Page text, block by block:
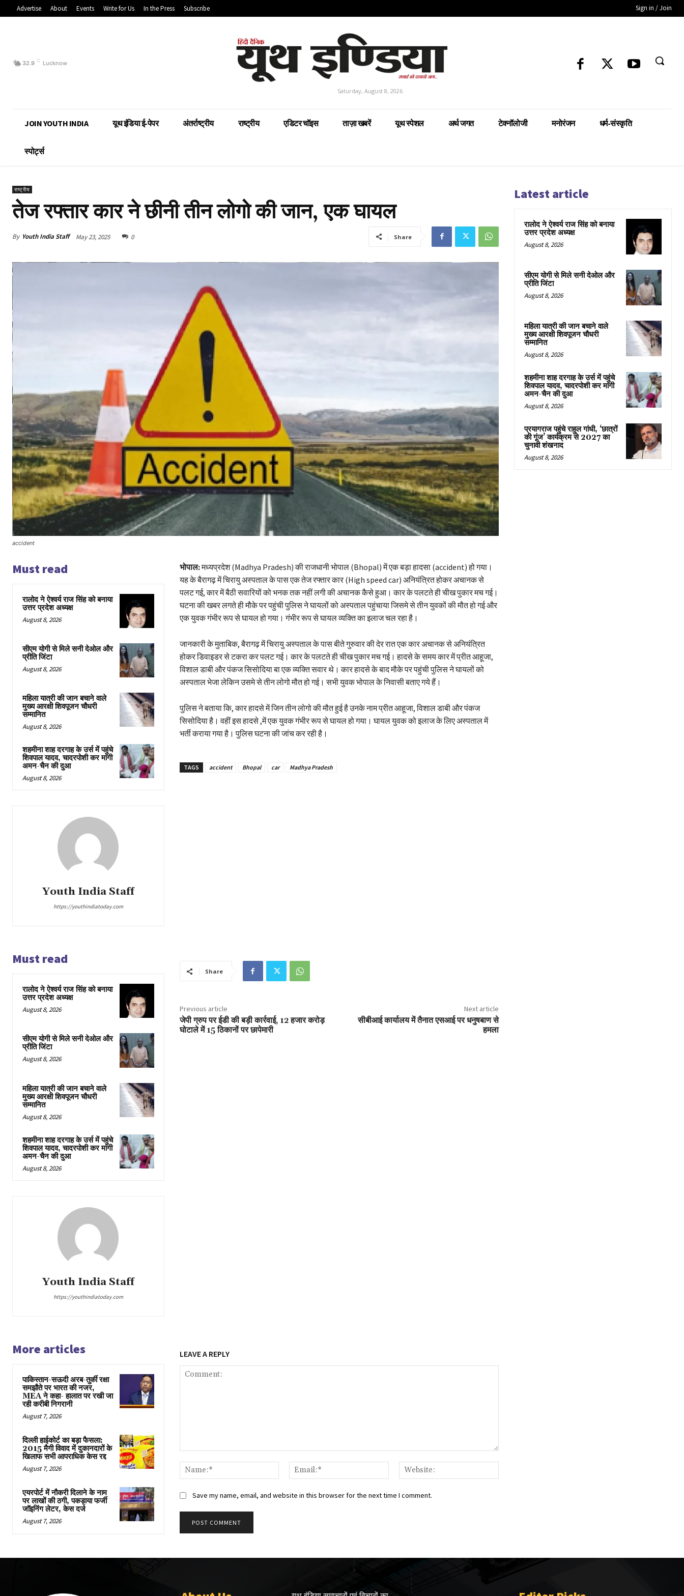
Advertise About Events Write for Us In the Press Subscribe Sign in / Join
32.9 C Lucknow
Saturday, August 8, 2026
JOIN YOUTH INDIA यूथ इंडिया ई-पेपर अंतर्राष्ट्रीय राष्ट्रीय एडिटर चॉइस ताज़ा खबरें यूथ स्पेशल अर्थ जगत टेक्नॉलोजी मनोरंजन धर्म-संस्कृति
स्पोर्ट्स
राष्ट्रीय
तेज रफ्तार कार ने छीनी तीन लोगो की जान, एक घायल
By Youth India Staff May 23, 2025 0 Share
accident
Must read
रालोद ने ऐश्वर्य राज सिंह को बनाया
उत्तर प्रदेश अध्यक्ष
August 8, 2026
सीएम योगी से मिले सनी देओल और
प्रीति जिंटा
August 8, 2026
महिला यात्री की जान बचाने वाले
मुख्य आरक्षी शिवपूजन चौधरी
सम्मानित
August 8, 2026
शहमीना शाह दरगाह के उर्स में पहुंचे
शिवपाल यादव, चादरपोशी कर मांगी
अमन-चैन की दुआ
August 8, 2026
Youth India Staff
https://youthindiatoday.com
भोपाल:मध्यप्रदेश (Madhya Pradesh) की राजधानी भोपाल (Bhopal) में एक बड़ा हादसा (accident) हो गया।
यह के बैरागढ़ में चिरायु अस्पताल के पास एक तेज रफ्तार कार (High speed car) अनियंत्रित होकर अचानक से
पलट गई, कार में बैठी सवारियों को भनक तक नहीं लगी की अचानक कैसे हुआ। कार के पलटते ही चीख पुकार मच गई।
घटना की खबर लगते ही मौके पर पहुंची पुलिस ने घायलों को अस्पताल पहुंचाया जिसमे से तीन युवकों की मौत हो गई और
एक युवक गंभीर रूप से घायल हो गया। गंभीर रूप से घायल व्यक्ति का इलाज चल रहा है।
जानकारी के मुताबिक, बैरागढ़ में चिरायु अस्पताल के पास बीते गुरुवार की देर रात एक कार अचानक से अनियंत्रित
होकर डिवाइडर से टकरा कर पलट गई। कार के पलटते ही चीख पुकार मच गई। हादसे के समय कार में प्रीत आहूजा,
विशाल डाबी और पंकज सिसोदिया बा एक व्यक्ति सवार थे। कार हादसे के बाद मौके पर पहुंची पुलिस ने घायलों को
अस्पताल भेजा लेकिन उसमे से तीन लोगो मौत हो गई। सभी युवक भोपाल के निवासी बताए गये हैं।
पुलिस ने बताया कि, कार हादसे में जिन तीन लोगो की मौत हुई है उनके नाम प्रीत आहूजा, विशाल डाबी और पंकज
सिसोदिया है। वहीं इस हादसे ,में एक युवक गंभीर रूप से घायल हो गया। घायल युवक को इलाज के लिए अस्पताल में
भर्ती कराया गया है। पुलिस घटना की जांच कर रही है।
TAGS accident Bhopal car Madhya Pradesh
Must read
रालोद ने ऐश्वर्य राज सिंह को बनाया
उत्तर प्रदेश अध्यक्ष
August 8, 2026
सीएम योगी से मिले सनी देओल और
प्रीति जिंटा
August 8, 2026
महिला यात्री की जान बचाने वाले
मुख्य आरक्षी शिवपूजन चौधरी
सम्मानित
August 8, 2026
शहमीना शाह दरगाह के उर्स में पहुंचे
शिवपाल यादव, चादरपोशी कर मांगी
अमन-चैन की दुआ
August 8, 2026
Youth India Staff
https://youthindiatoday.com
Share
Previous article
जेपी ग्रुप पर ईडी की बड़ी कार्रवाई, 12 हजार करोड़
घोटाले में 15 ठिकानों पर छापेमारी
Next article
सीबीआई कार्यालय में तैनात एसआई पर धनुषबाण से
हमला
More articles
पाकिस्तान-सऊदी अरब-तुर्की रक्षा
समझौते पर भारत की नजर,
MEA ने कहा- हालात पर रखी जा
रही करीबी निगरानी
August 7, 2026
दिल्ली हाईकोर्ट का बड़ा फैसला:
2015 मैगी विवाद में दुकानदारों के
खिलाफ सभी आपराधिक केस रद्द
August 7, 2026
एयरपोर्ट में नौकरी दिलाने के नाम
पर लाखों की ठगी, पकड़ाया फर्जी
जॉइनिंग लेटर, केस दर्ज
August 7, 2026
LEAVE A REPLY
Name:*
Email:*
Save my name, email, and website in this browser for the next time I comment.
Latest article
रालोद ने ऐश्वर्य राज सिंह को बनाया
उत्तर प्रदेश अध्यक्ष
August 8, 2026
सीएम योगी से मिले सनी देओल और
प्रीति जिंटा
August 8, 2026
महिला यात्री की जान बचाने वाले
मुख्य आरक्षी शिवपूजन चौधरी
सम्मानित
August 8, 2026
शहमीना शाह दरगाह के उर्स में पहुंचे
शिवपाल यादव, चादरपोशी कर मांगी
अमन-चैन की दुआ
August 8, 2026
प्रयागराज पहुंचे राहुल गांधी, ‘छात्रों
की गूंज’ कार्यक्रम से 2027 का
चुनावी शंखनाद
August 8, 2026